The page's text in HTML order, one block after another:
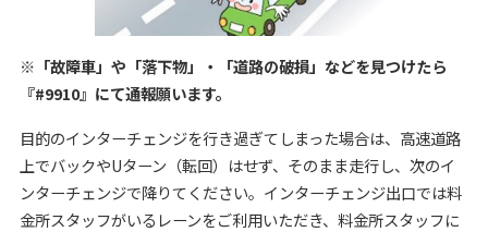
※「故障車」や「落下物」・「道路の破損」などを見つけたら
『#9910』にて通報願います。
目的のインターチェンジを行き過ぎてしまった場合は、高速道路
上でバックやUターン（転回）はせず、そのまま走行し、次のイ
ンターチェンジで降りてください。インターチェンジ出口では料
金所スタッフがいるレーンをご利用いただき、料金所スタッフに